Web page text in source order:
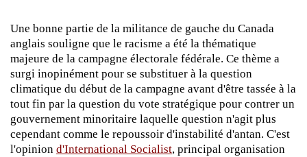
Une bonne partie de la militance de gauche du Canada
anglais souligne que le racisme a été la thématique
majeure de la campagne électorale fédérale. Ce thème a
surgi inopinément pour se substituer à la question
climatique du début de la campagne avant d'être tassée à la
tout fin par la question du vote stratégique pour contrer un
gouvernement minoritaire laquelle question n'agit plus
cependant comme le repoussoir d'instabilité d'antan. C'est
l'opinion d'International Socialist, principal organisation